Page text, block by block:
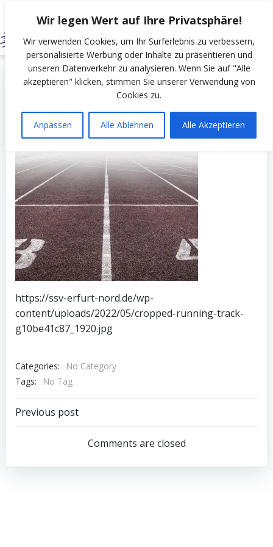
Wir legen Wert auf Ihre Privatsphäre!
Wir verwenden Cookies, um Ihr Surferlebnis zu verbessern,
personalisierte Werbung oder Inhalte zu präsentieren und
unseren Datenverkehr zu analysieren. Wenn Sie auf "Alle
akzeptieren" klicken, stimmen Sie unserer Verwendung von
Cookies zu.
Anpassen Alle Ablehnen Alle Akzeptieren
Inhalt
springen
bySSV Erfurt Nord on Mai 19, 2022
https://ssv-erfurt-nord.de/wp-
content/uploads/2022/05/cropped-running-track-
g10be41c87_1920.jpg
Categories:
No Category
Tags:
No Tag
Post
navigation
Previous post
Comments are closed